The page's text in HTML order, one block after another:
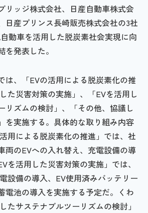
リッジ株式会社、日産自動車株式会
日産プリンス長崎販売株式会社の3社
動車を活用した脱炭素社会実現に向
発表した。
は、「EVの活用による脱炭素化の推
た災害対策の実施」、「EVを活用し
リズムの検討」、「その他、協議し
を実施する。具体的な取り組み内容
用による脱炭素化の推進」では、社
両のEVへの入れ替え、充電設備の導
を活用した災害対策の実施」では、
設備の導入、EV使用済みバッテリー
電池の導入を実施する予定だ。くわ
たサステナブルツーリズムの検討」